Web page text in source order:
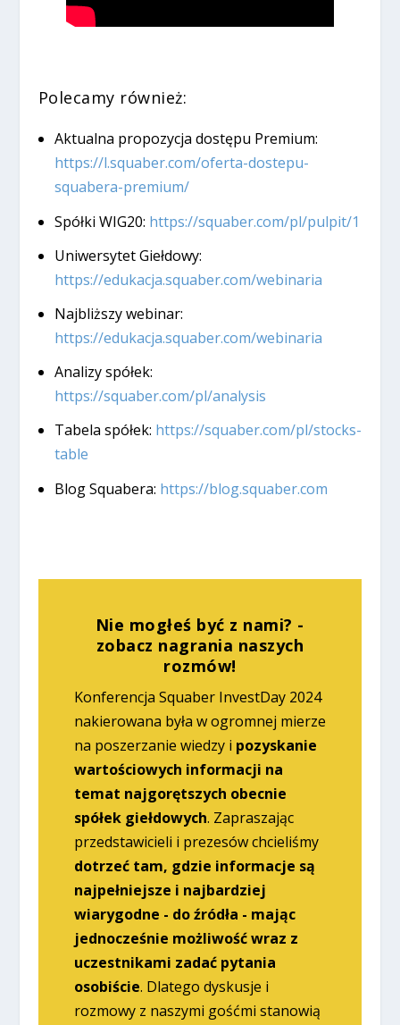
Polecamy również:
Aktualna propozycja dostępu Premium:
https://l.squaber.com/oferta-dostepu-
squabera-premium/
Spółki WIG20: https://squaber.com/pl/pulpit/1
Uniwersytet Giełdowy:
https://edukacja.squaber.com/webinaria
Najbliższy webinar:
https://edukacja.squaber.com/webinaria
Analizy spółek:
https://squaber.com/pl/analysis
Tabela spółek: https://squaber.com/pl/stocks-
table
Blog Squabera: https://blog.squaber.com
Nie mogłeś być z nami? -
zobacz nagrania naszych
rozmów!
Konferencja Squaber InvestDay 2024
nakierowana była w ogromnej mierze
na poszerzanie wiedzy i pozyskanie
wartościowych informacji na
temat najgorętszych obecnie
spółek giełdowych. Zapraszając
przedstawicieli i prezesów chcieliśmy
dotrzeć tam, gdzie informacje są
najpełniejsze i najbardziej
wiarygodne - do źródła - mając
jednocześnie możliwość wraz z
uczestnikami zadać pytania
osobiście. Dlatego dyskusje i
rozmowy z naszymi gośćmi stanowią